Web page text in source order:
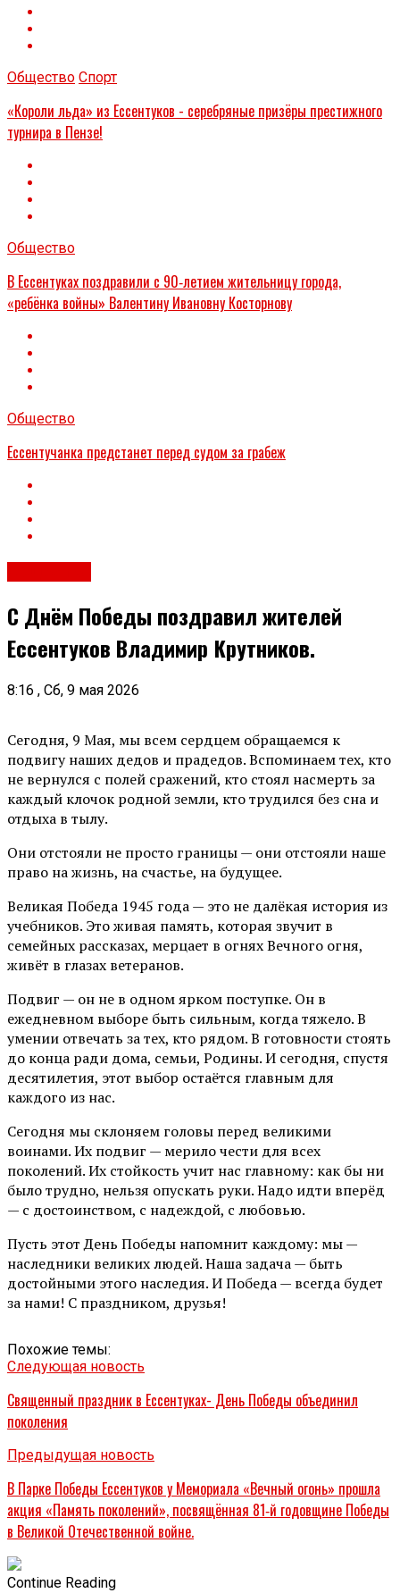
Общество Спорт
«Короли льда» из Ессентуков - серебряные призёры престижного
турнира в Пензе!
Общество
В Ессентуках поздравили с 90‑летием жительницу города,
«ребёнка войны» Валентину Ивановну Косторнову
Общество
Ессентучанка предстанет перед судом за грабеж
С Днём Победы поздравил жителей
Ессентуков Владимир Крутников.
8:16 , Сб, 9 мая 2026
Сегодня, 9 Мая, мы всем сердцем обращаемся к
подвигу наших дедов и прадедов. Вспоминаем тех, кто
не вернулся с полей сражений, кто стоял насмерть за
каждый клочок родной земли, кто трудился без сна и
отдыха в тылу.
Они отстояли не просто границы — они отстояли наше
право на жизнь, на счастье, на будущее.
Великая Победа 1945 года — это не далёкая история из
учебников. Это живая память, которая звучит в
семейных рассказах, мерцает в огнях Вечного огня,
живёт в глазах ветеранов.
Подвиг — он не в одном ярком поступке. Он в
ежедневном выборе быть сильным, когда тяжело. В
умении отвечать за тех, кто рядом. В готовности стоять
до конца ради дома, семьи, Родины. И сегодня, спустя
десятилетия, этот выбор остаётся главным для
каждого из нас.
Сегодня мы склоняем головы перед великими
воинами. Их подвиг — мерило чести для всех
поколений. Их стойкость учит нас главному: как бы ни
было трудно, нельзя опускать руки. Надо идти вперёд
— с достоинством, с надеждой, с любовью.
Пусть этот День Победы напомнит каждому: мы —
наследники великих людей. Наша задача — быть
достойными этого наследия. И Победа — всегда будет
за нами! С праздником, друзья!
Похожие темы:
Следующая новость
Священный праздник в Ессентуках- День Победы объединил
поколения
Предыдущая новость
В Парке Победы Ессентуков у Мемориала «Вечный огонь» прошла
акция «Память поколений», посвящённая 81‑й годовщине Победы
в Великой Отечественной войне.
Continue Reading